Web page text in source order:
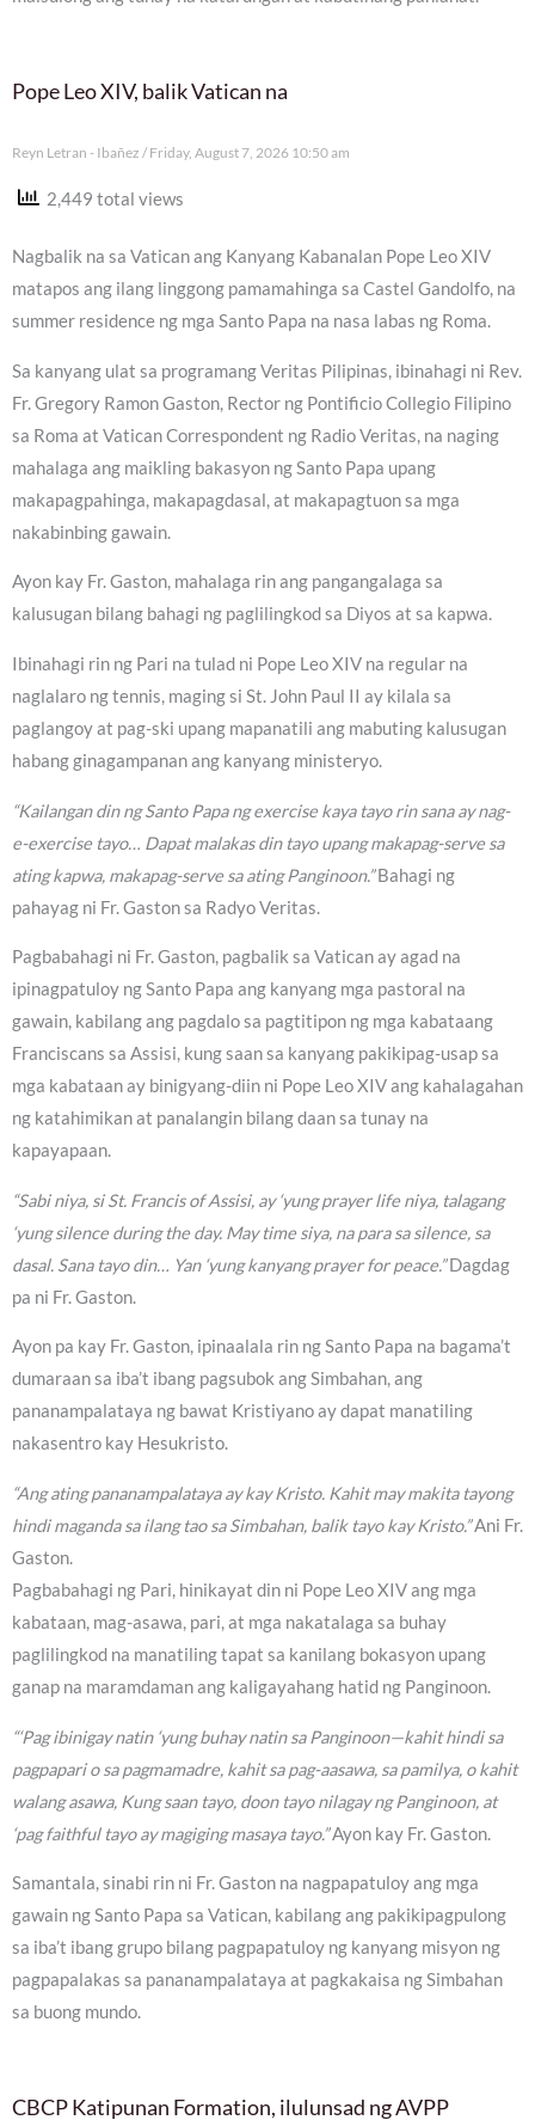
Pope Leo XIV, balik Vatican na
Reyn Letran - Ibañez Friday, August 7, 2026 10:50 am
2,449 total views
Nagbalik na sa Vatican ang Kanyang Kabanalan Pope Leo XIV
matapos ang ilang linggong pamamahinga sa Castel Gandolfo, na
summer residence ng mga Santo Papa na nasa labas ng Roma.
Sa kanyang ulat sa programang Veritas Pilipinas, ibinahagi ni Rev.
Fr. Gregory Ramon Gaston, Rector ng Pontificio Collegio Filipino
sa Roma at Vatican Correspondent ng Radio Veritas, na naging
mahalaga ang maikling bakasyon ng Santo Papa upang
makapagpahinga, makapagdasal, at makapagtuon sa mga
nakabinbing gawain.
Ayon kay Fr. Gaston, mahalaga rin ang pangangalaga sa
kalusugan bilang bahagi ng paglilingkod sa Diyos at sa kapwa.
Ibinahagi rin ng Pari na tulad ni Pope Leo XIV na regular na
naglalaro ng tennis, maging si St. John Paul II ay kilala sa
paglangoy at pag-ski upang mapanatili ang mabuting kalusugan
habang ginagampanan ang kanyang ministeryo.
“Kailangan din ng Santo Papa ng exercise kaya tayo rin sana ay nag-
e-exercise tayo… Dapat malakas din tayo upang makapag-serve sa
ating kapwa, makapag-serve sa ating Panginoon.”Bahagi ng
pahayag ni Fr. Gaston sa Radyo Veritas.
Pagbabahagi ni Fr. Gaston, pagbalik sa Vatican ay agad na
ipinagpatuloy ng Santo Papa ang kanyang mga pastoral na
gawain, kabilang ang pagdalo sa pagtitipon ng mga kabataang
Franciscans sa Assisi, kung saan sa kanyang pakikipag-usap sa
mga kabataan ay binigyang-diin ni Pope Leo XIV ang kahalagahan
ng katahimikan at panalangin bilang daan sa tunay na
kapayapaan.
“Sabi niya, si St. Francis of Assisi, ay ‘yung prayer life niya, talagang
‘yung silence during the day. May time siya, na para sa silence, sa
dasal. Sana tayo din… Yan ‘yung kanyang prayer for peace.”Dagdag
pa ni Fr. Gaston.
Ayon pa kay Fr. Gaston, ipinaalala rin ng Santo Papa na bagama’t
dumaraan sa iba’t ibang pagsubok ang Simbahan, ang
pananampalataya ng bawat Kristiyano ay dapat manatiling
nakasentro kay Hesukristo.
“Ang ating pananampalataya ay kay Kristo. Kahit may makita tayong
hindi maganda sa ilang tao sa Simbahan, balik tayo kay Kristo.”Ani Fr.
Gaston.
Pagbabahagi ng Pari, hinikayat din ni Pope Leo XIV ang mga
kabataan, mag-asawa, pari, at mga nakatalaga sa buhay
paglilingkod na manatiling tapat sa kanilang bokasyon upang
ganap na maramdaman ang kaligayahang hatid ng Panginoon.
“‘Pag ibinigay natin ‘yung buhay natin sa Panginoon—kahit hindi sa
pagpapari o sa pagmamadre, kahit sa pag-aasawa, sa pamilya, o kahit
walang asawa, Kung saan tayo, doon tayo nilagay ng Panginoon, at
‘pag faithful tayo ay magiging masaya tayo.”Ayon kay Fr. Gaston.
Samantala, sinabi rin ni Fr. Gaston na nagpapatuloy ang mga
gawain ng Santo Papa sa Vatican, kabilang ang pakikipagpulong
sa iba’t ibang grupo bilang pagpapatuloy ng kanyang misyon ng
pagpapalakas sa pananampalataya at pagkakaisa ng Simbahan
sa buong mundo.
CBCP Katipunan Formation, ilulunsad ng AVPP